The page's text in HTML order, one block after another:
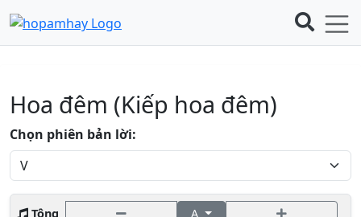
Hoa đêm (Kiếp hoa đêm)
Chọn phiên bản lời:
Tông A